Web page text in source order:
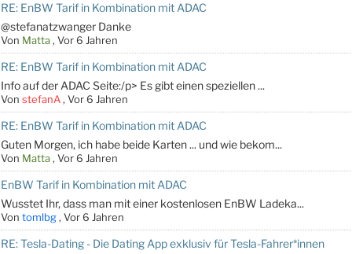
RE: EnBW Tarif in Kombination mit ADAC
@stefanatzwanger Danke
Von Matta , Vor 6 Jahren
RE: EnBW Tarif in Kombination mit ADAC
Info auf der ADAC Seite:/p> Es gibt einen speziellen ...
Von stefanA , Vor 6 Jahren
RE: EnBW Tarif in Kombination mit ADAC
Guten Morgen, ich habe beide Karten ... und wie bekom...
Von Matta , Vor 6 Jahren
EnBW Tarif in Kombination mit ADAC
Wusstet Ihr, dass man mit einer kostenlosen EnBW Ladeka...
Von tomlbg , Vor 6 Jahren
RE: Tesla-Dating - Die Dating App exklusiv für Tesla-Fahrer*innen